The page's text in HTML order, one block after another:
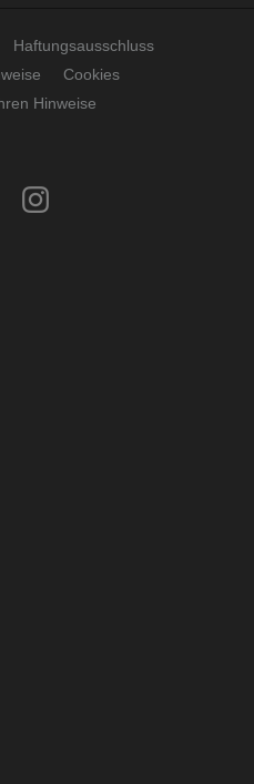
Haftungsausschluss
Cookies
Hinweise